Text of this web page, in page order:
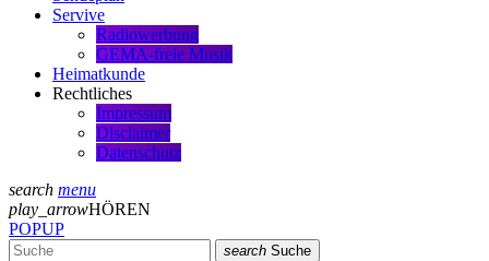
Servive
Radiowerbung
GEMA-freie Musik
Heimatkunde
Rechtliches
Impressum
Disclaimer
Datenschutz
search menu
play_arrowHÖREN
POPUP
search Suche